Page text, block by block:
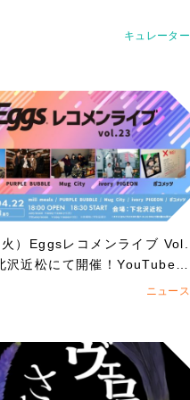
キュレーター
）Eggsレコメンライブ Vol.
沢近松にて開催！YouTubeで
ニュース